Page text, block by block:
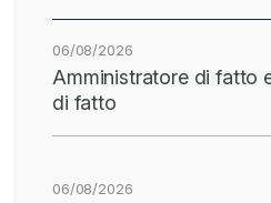
06/08/2026
Amministratore di fatto
di fatto
06/08/2026